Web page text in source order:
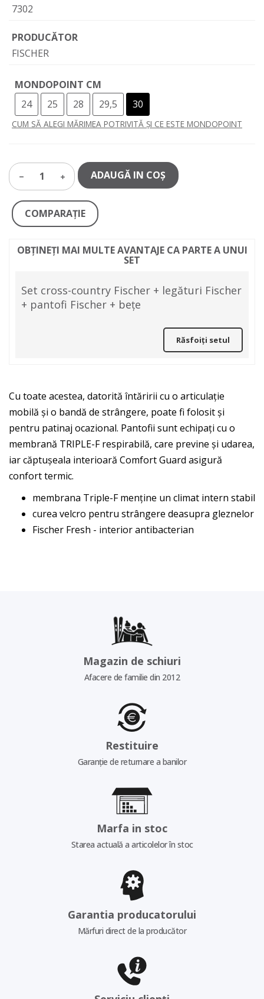
7302
PRODUCĂTOR
FISCHER
MONDOPOINT CM
24
25 28 29,5 30
CUM SĂ ALEGI MĂRIMEA POTRIVITĂ ȘI CE ESTE MONDOPOINT
1 ADAUGĂ IN COŞ
COMPARAŢIE
OBȚINEȚI MAI MULTE AVANTAJE CA PARTE A UNUI
SET
Set cross-country Fischer + legături Fischer
+ pantofi Fischer + bețe
Răsfoiți setul
Cu toate acestea, datorită întăririi cu o articulație
mobilă și o bandă de strângere, poate fi folosit și
pentru patinaj ocazional. Pantofii sunt echipați cu o
membrană TRIPLE-F respirabilă, care previne și udarea,
iar căptușeala interioară Comfort Guard asigură
confort termic.
membrana Triple-F menține un climat intern stabil
curea velcro pentru strângere deasupra gleznelor
Fischer Fresh - interior antibacterian
Magazin de schiuri
Afacere de familie din 2012
Restituire
Garanție de returnare a banilor
Marfa in stoc
Starea actuală a articolelor în stoc
Garantia producatorului
Mărfuri direct de la producător